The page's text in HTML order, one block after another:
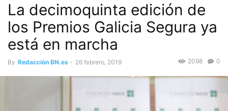
La decimoquinta edición de
los Premios Galicia Segura ya
está en marcha
By Redacción BN.es - 26 febrero, 2019 0
2098